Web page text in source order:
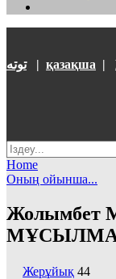
توتە| қазақша |
Home
Оның ойынша...
Жерұйық 44